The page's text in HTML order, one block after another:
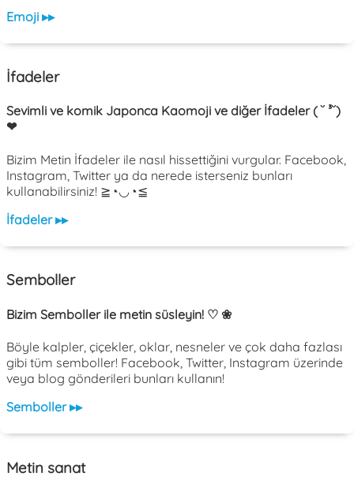
Emoji ▸▸
İfadeler
Sevimli ve komik Japonca Kaomoji ve diğer İfadeler ( ˘ ³˘)
❤
Bizim Metin İfadeler ile nasıl hissettiğini vurgular. Facebook,
Instagram, Twitter ya da nerede isterseniz bunları
kullanabilirsiniz! ≧◔◡◔≦
İfadeler ▸▸
Semboller
Bizim Semboller ile metin süsleyin! ♡ ❀
Böyle kalpler, çiçekler, oklar, nesneler ve çok daha fazlası
gibi tüm semboller! Facebook, Twitter, Instagram üzerinde
veya blog gönderileri bunları kullanın!
Semboller ▸▸
Metin sanat